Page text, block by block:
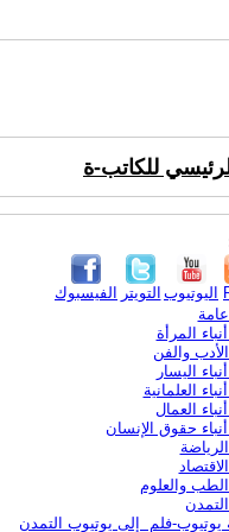
للكاتب-ة
الفيسبوك التويتر اليوتيوب
المرأة
الأدب والفن
اليسار
العلمانية
العمال
أنباء حقوق الإنسان
الطب والعلوم
يوتيوب-فلم إلى يوتيوب التمدن